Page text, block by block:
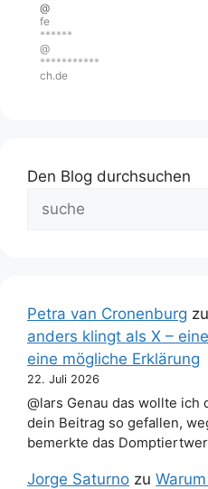
@
fe
******
@
***********
ch.de
Den Blog durchsuchen
Petra van Cronenburg zu
anders klingt als X –
eine mögliche Erklärung
22. Juli 2026
@lars Genau das wollte ich
dein Beitrag so gefallen,
bemerkte das
Jorge Saturno zu